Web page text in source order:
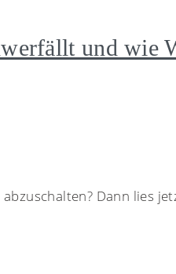
und wie
Dann lies